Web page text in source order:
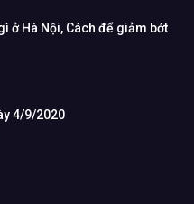
ở Hà Nội, Cách để giảm bớt
4/9/2020